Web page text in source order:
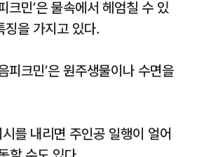
크민’은 물속에서 헤엄칠 수 있
징을 가지고 있다.
피크민’은 원주생물이나 수면을
를 내리면 주인공 일행이 얼어